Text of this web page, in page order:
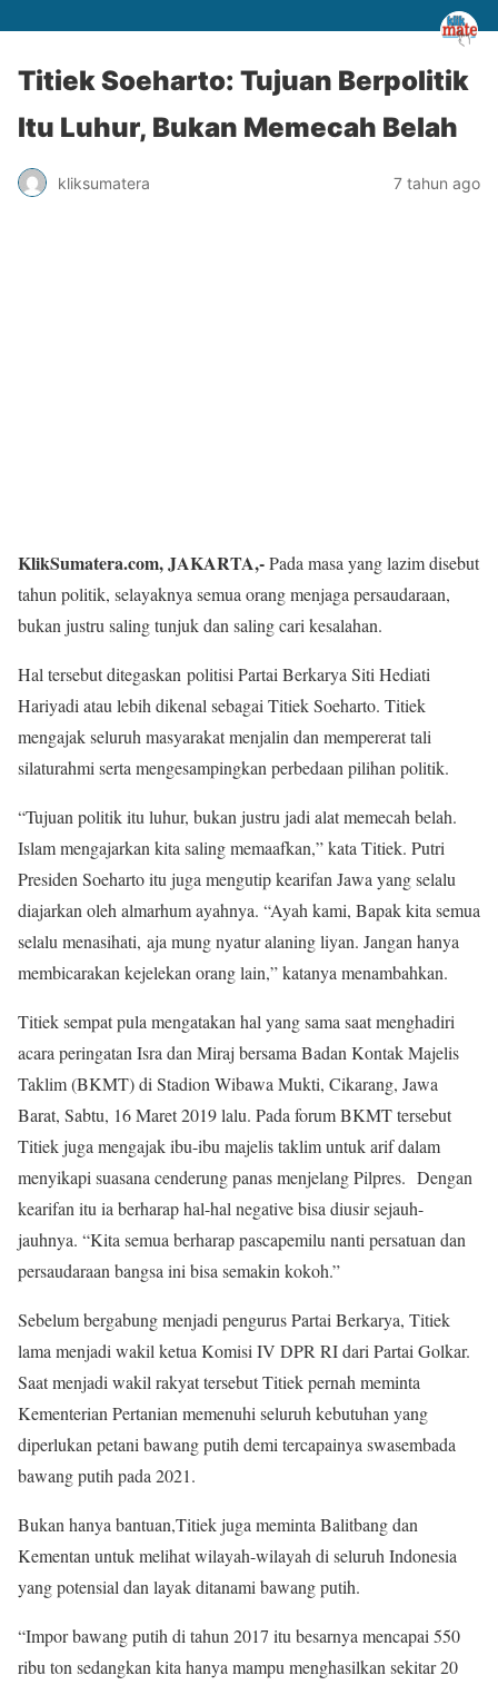
Titiek Soeharto: Tujuan Berpolitik
Itu Luhur, Bukan Memecah Belah
kliksumatera 7 tahun ago
KlikSumatera.com, JAKARTA,-Pada masa yang lazim disebut
tahun politik, selayaknya semua orang menjaga persaudaraan,
bukan justru saling tunjuk dan saling cari kesalahan.
Hal tersebut ditegaskan politisi Partai Berkarya Siti Hediati
Hariyadi atau lebih dikenal sebagai Titiek Soeharto. Titiek
mengajak seluruh masyarakat menjalin dan mempererat tali
silaturahmi serta mengesampingkan perbedaan pilihan politik.
“Tujuan politik itu luhur, bukan justru jadi alat memecah belah.
Islam mengajarkan kita saling memaafkan,” kata Titiek. Putri
Presiden Soeharto itu juga mengutip kearifan Jawa yang selalu
diajarkan oleh almarhum ayahnya. “Ayah kami, Bapak kita semua
selalu menasihati, aja mung nyatur alaning liyan. Jangan hanya
membicarakan kejelekan orang lain,” katanya menambahkan.
Titiek sempat pula mengatakan hal yang sama saat menghadiri
acara peringatan Isra dan Miraj bersama Badan Kontak Majelis
Taklim (BKMT) di Stadion Wibawa Mukti, Cikarang, Jawa
Barat, Sabtu, 16 Maret 2019 lalu. Pada forum BKMT tersebut
Titiek juga mengajak ibu-ibu majelis taklim untuk arif dalam
menyikapi suasana cenderung panas menjelang Pilpres. Dengan
kearifan itu ia berharap hal-hal negative bisa diusir sejauh-
jauhnya. “Kita semua berharap pascapemilu nanti persatuan dan
persaudaraan bangsa ini bisa semakin kokoh.”
Sebelum bergabung menjadi pengurus Partai Berkarya, Titiek
lama menjadi wakil ketua Komisi IV DPR RI dari Partai Golkar.
Saat menjadi wakil rakyat tersebut Titiek pernah meminta
Kementerian Pertanian memenuhi seluruh kebutuhan yang
diperlukan petani bawang putih demi tercapainya swasembada
bawang putih pada 2021.
Bukan hanya bantuan,Titiek juga meminta Balitbang dan
Kementan untuk melihat wilayah-wilayah di seluruh Indonesia
yang potensial dan layak ditanami bawang putih.
“Impor bawang putih di tahun 2017 itu besarnya mencapai 550
ribu ton sedangkan kita hanya mampu menghasilkan sekitar 20